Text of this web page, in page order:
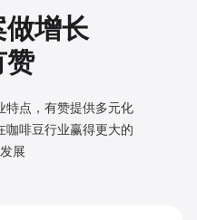
做增长
赞
特点，有赞提供多元化
咖啡豆行业赢得更大的
展